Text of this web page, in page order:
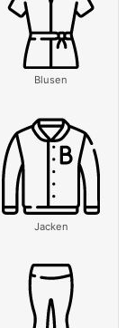
Blusen
Jacken